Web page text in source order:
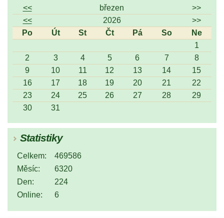
<< březen
>>
<<
2026
>>
Po
Út St Čt Pá So
Ne
1
2
3 4 5 6 7
8
9
10 11 12 13 14
15
16
17 18 19 20 21
22
23
24 25 26 27 28
29
30
31
Statistiky
Online: 6
Celkem:
469586
Měsíc:
6320
Den:
224